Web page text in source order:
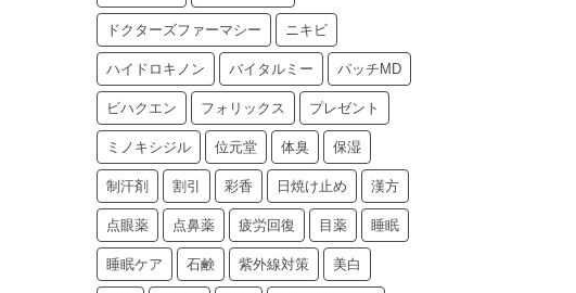
ドクターズファーマシー ニキビ
ハイドロキノン バイタルミー パッチMD
ビハクエン フォリックス プレゼント
ミノキシジル 位元堂 体臭 保湿
制汗剤 割引 彩香 日焼け止め 漢方
点眼薬 点鼻薬 疲労回復 目薬 睡眠
睡眠ケア 石鹸 紫外線対策 美白